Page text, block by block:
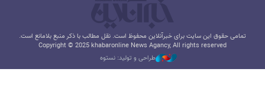
تمامی حقوق این سایت برای خبرآنلاین محفوظ است. نقل مطالب با ذکر منبع بلامانع است.
Copyright © 2025 khabaronline News Agancy, All rights reserved
طراحی و تولید: نستوه